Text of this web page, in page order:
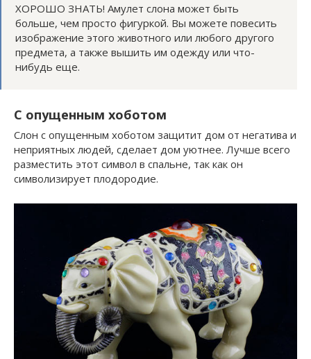
ХОРОШО ЗНАТЬ! Амулет слона может быть
больше, чем просто фигуркой. Вы можете повесить
изображение этого животного или любого другого
предмета, а также вышить им одежду или что-
нибудь еще.
С опущенным хоботом
Слон с опущенным хоботом защитит дом от негатива и
неприятных людей, сделает дом уютнее. Лучше всего
разместить этот символ в спальне, так как он
символизирует плодородие.